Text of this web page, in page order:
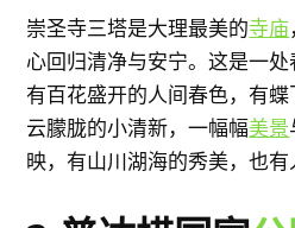
崇圣寺三塔是大理最美的寺庙
心回归清净与安宁。这是一处
有百花盛开的人间春色，有
云朦胧的小清新，一幅幅美景
映，有山川湖海的秀美，也有